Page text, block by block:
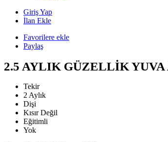
Giriş Yap
İlan Ekle
Favorilere ekle
Paylaş
2.5 AYLIK GÜZELLİK YUVA
Tekir
2 Aylık
Dişi
Kısır Değil
Eğitimli
Yok